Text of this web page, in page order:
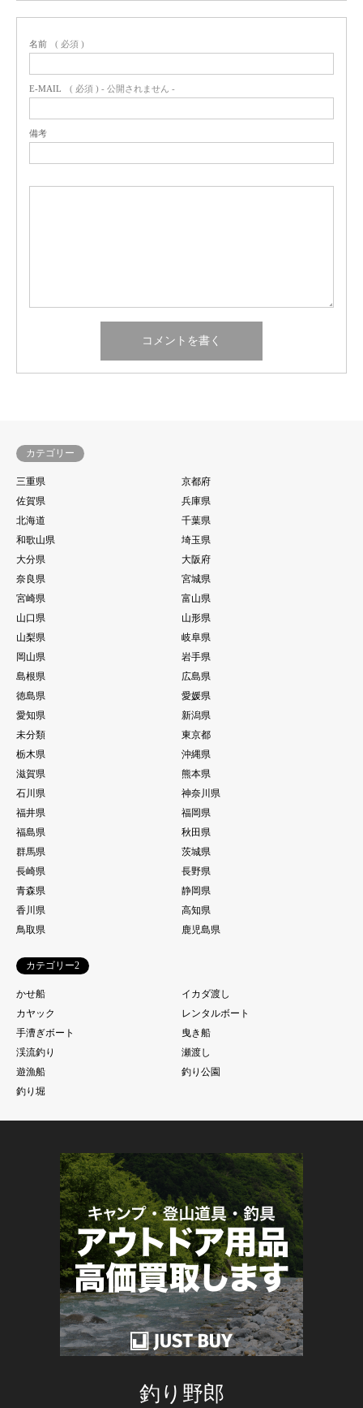
名前 ( 必須 )
E-MAIL ( 必須 ) - 公開されません -
備考
カテゴリー
三重県
京都府
佐賀県
兵庫県
北海道
千葉県
和歌山県
埼玉県
大分県
大阪府
奈良県
宮城県
宮崎県
富山県
山口県
山形県
山梨県
岐阜県
岡山県
岩手県
島根県
広島県
徳島県
愛媛県
愛知県
新潟県
未分類
東京都
栃木県
沖縄県
滋賀県
熊本県
石川県
神奈川県
福井県
福岡県
福島県
秋田県
群馬県
茨城県
長崎県
長野県
青森県
静岡県
香川県
高知県
鳥取県
鹿児島県
カテゴリー2
かせ船
イカダ渡し
カヤック
レンタルボート
手漕ぎボート
曳き船
渓流釣り
瀬渡し
遊漁船
釣り公園
釣り堀
釣り野郎